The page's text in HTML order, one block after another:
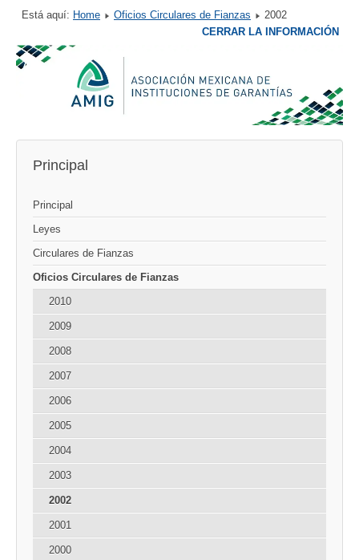
Está aquí: Home Oficios Circulares de Fianzas 2002
Principal
Principal
Leyes
Circulares de Fianzas
Oficios Circulares de Fianzas
2010
2009
2008
2007
2006
2005
2004
2003
2002
2001
2000
CERRAR LA INFORMACIÓN